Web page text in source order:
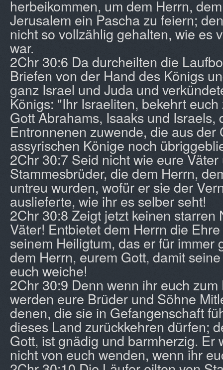
herbeikommen, um dem Herrn,
Jerusalem ein Pascha zu feiern;
nicht so vollzählig gehalten, wie es
war.
2Chr 30:6 Da durcheilten die
Briefen von der Hand des Königs
ganz Israel und Juda und
Königs: "Ihr Israeliten, bekehrt
Gott Abrahams, Isaaks und Israels,
Entronnenen zuwende, die aus der
assyrischen Könige noch
2Chr 30:7 Seid nicht wie eure Väter
Stammesbrüder, die dem Herrn,
untreu wurden, wofür er sie der
auslieferte, wie ihr es selber seht!
2Chr 30:8 Zeigt jetzt keinen starren
Väter! Entbietet dem Herrn die
seinem Heiligtum, das er für immer
dem Herrn, eurem Gott, damit
euch weiche!
2Chr 30:9 Denn wenn ihr euch
werden eure Brüder und Söhne
denen, die sie in Gefangenschaft
dieses Land zurückkehren dürfen;
Gott, ist gnädig und barmherzig. Er
nicht von euch wenden, wenn ihr